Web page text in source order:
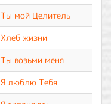
Ты мой Целитель
Хлеб жизни
Ты возьми меня
Я люблю Тебя